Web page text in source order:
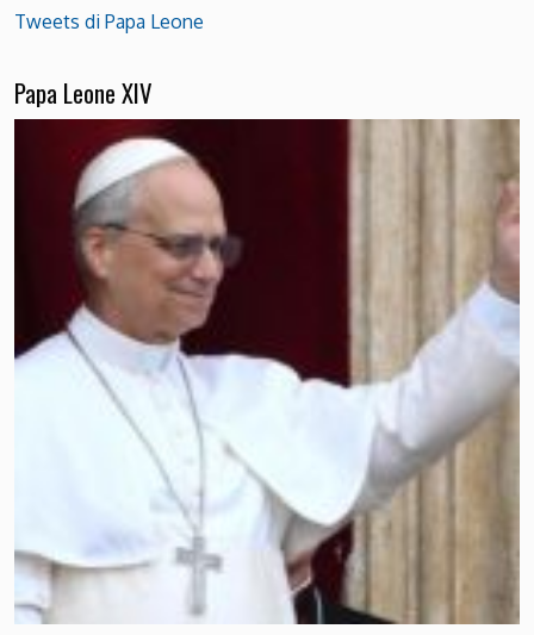
Tweets di Papa Leone
Papa Leone XIV